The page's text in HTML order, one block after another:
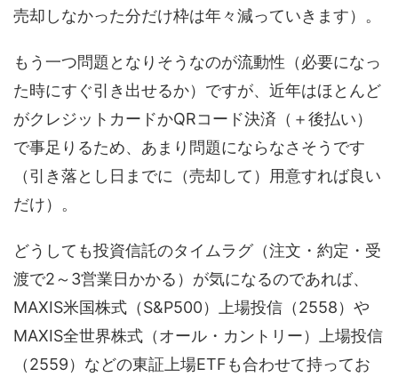
売却しなかった分だけ枠は年々減っていきます）。
もう一つ問題となりそうなのが流動性（必要になっ
た時にすぐ引き出せるか）ですが、近年はほとんど
がクレジットカードかQRコード決済（＋後払い）
で事足りるため、あまり問題にならなさそうです
（引き落とし日までに（売却して）用意すれば良い
だけ）。
どうしても投資信託のタイムラグ（注文・約定・受
渡で2～3営業日かかる）が気になるのであれば、
MAXIS米国株式（S&P500）上場投信（2558）や
MAXIS全世界株式（オール・カントリー）上場投信
（2559）などの東証上場ETFも合わせて持ってお